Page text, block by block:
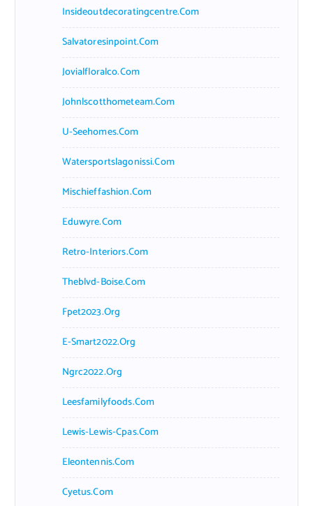
Insideoutdecoratingcentre.com
Salvatoresinpoint.com
Jovialfloralco.com
Johnlscotthometeam.com
U-Seehomes.com
Watersportslagonissi.com
Mischieffashion.com
Eduwyre.com
Retro-Interiors.com
Theblvd-Boise.com
Fpet2023.org
E-Smart2022.org
Ngrc2022.org
Leesfamilyfoods.com
Lewis-Lewis-Cpas.com
Eleontennis.com
Cyetus.com